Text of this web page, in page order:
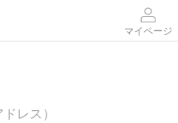
マイページ
レス）